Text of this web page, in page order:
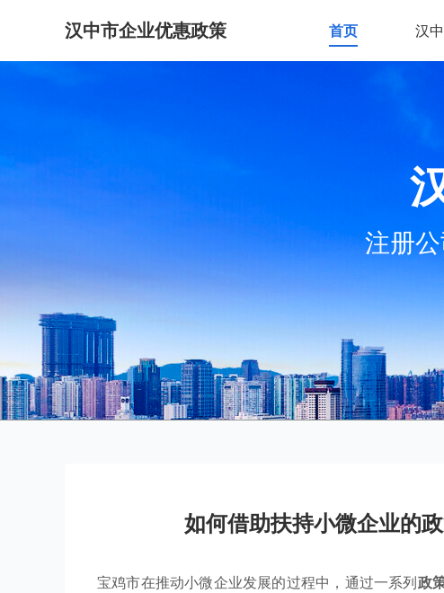
汉中市企业优惠政策 首页 汉
注册
如何借助扶持小微企业的
宝鸡市在推动小微企业发展的过程中，通过一系列政